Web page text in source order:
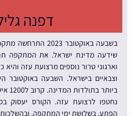
דפנה
בשבעה באוקטובר
שידעה מדינת ישראל. את המתקפה
וארגוני טרור נוספים מרצועת עזה והיא
וצבאיים בישראל. השבעה באוקטובר
נחטפו לרצועת עזה. הקורס יעסוק
הפתע, בשלושת ימי המתקפה,